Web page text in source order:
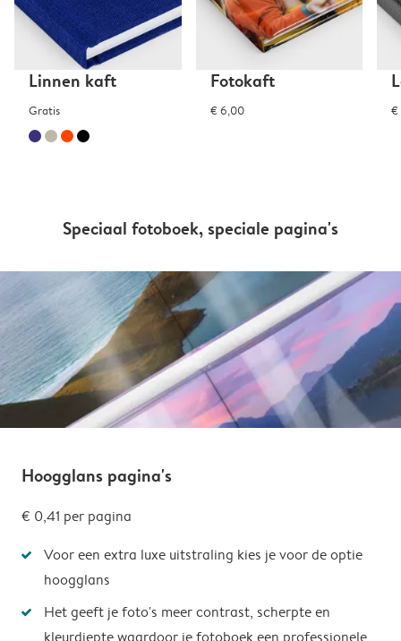
Linnen kaft
Gratis
Fotokaft
€ 6,00 €
Speciaal fotoboek, speciale pagina's
Hoogglans pagina's
€ 0,41 per pagina
Voor een extra luxe uitstraling kies je voor de optie
hoogglans
Het geeft je foto's meer contrast, scherpte en
kleurdiepte waardoor je fotoboek een professionele